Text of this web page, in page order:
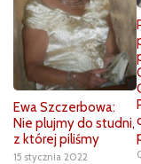
Ewa Szczerbowa:
Nie plujmy do studni,
z której piliśmy
15 stycznia 2022